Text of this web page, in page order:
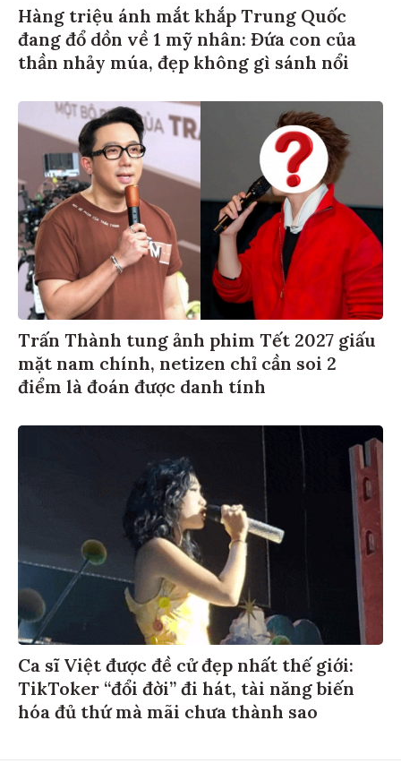
Hàng triệu ánh mắt khắp Trung Quốc
đang đổ dồn về 1 mỹ nhân: Đứa con của
thần nhảy múa, đẹp không gì sánh nổi
Trấn Thành tung ảnh phim Tết 2027 giấu
mặt nam chính, netizen chỉ cần soi 2
điểm là đoán được danh tính
Ca sĩ Việt được đề cử đẹp nhất thế giới:
TikToker “đổi đời” đi hát, tài năng biến
hóa đủ thứ mà mãi chưa thành sao